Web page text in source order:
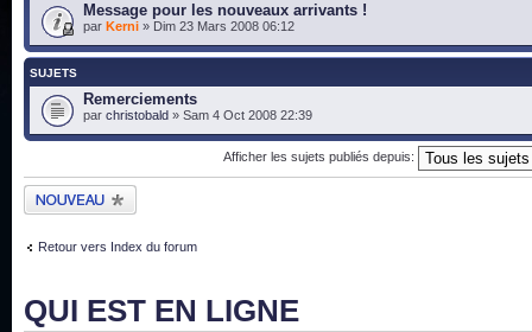
Message pour les nouveaux arrivants !
par Kerni » Dim 23 Mars 2008 06:12
SUJETS
Remerciements
par christobald » Sam 4 Oct 2008 22:39
Afficher les sujets publiés depuis:
Publier un nouveau
sujet
Retour vers Index du forum
QUI EST EN LIGNE